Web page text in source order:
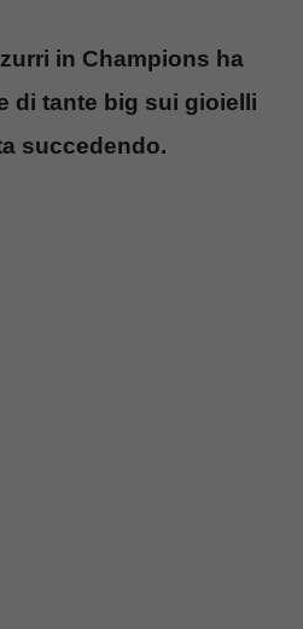
in Champions ha
di tante big sui gioielli
succedendo.